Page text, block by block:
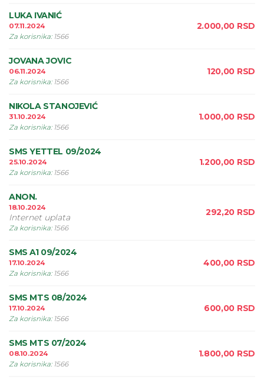
LUKA IVANIĆ
07.11.2024
Za korisnika: 1566
2.000,00 RSD
JOVANA JOVIC
06.11.2024
Za korisnika: 1566
120,00 RSD
NIKOLA STANOJEVIĆ
31.10.2024
Za korisnika: 1566
1.000,00 RSD
SMS YETTEL 09/2024
25.10.2024
Za korisnika: 1566
1.200,00 RSD
ANON.
18.10.2024
Internet uplata
Za korisnika: 1566
292,20 RSD
SMS A1 09/2024
17.10.2024
Za korisnika: 1566
400,00 RSD
SMS MTS 08/2024
17.10.2024
Za korisnika: 1566
600,00 RSD
SMS MTS 07/2024
08.10.2024
Za korisnika: 1566
1.800,00 RSD